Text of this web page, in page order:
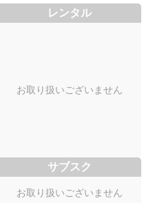
レンタル
お取り扱いございません
サブスク
お取り扱いございません